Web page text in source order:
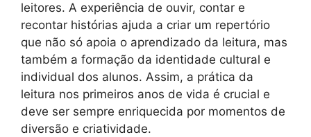
leitores. A experiência de ouvir, contar e
recontar histórias ajuda a criar um repertório
que não só apoia o aprendizado da leitura, mas
também a formação da identidade cultural e
individual dos alunos. Assim, a prática da
leitura nos primeiros anos de vida é crucial e
deve ser sempre enriquecida por momentos de
diversão e criatividade.